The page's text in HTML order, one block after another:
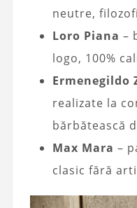
neutre,
Loro Piana –
logo, 100%
Ermenegildo
realizate la
bărbătească
Max Mara –
clasic fără